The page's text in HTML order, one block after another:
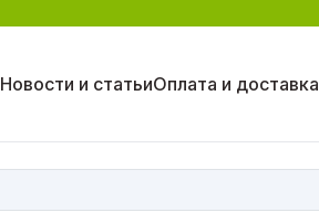
Новости и статьиОплата и доставка